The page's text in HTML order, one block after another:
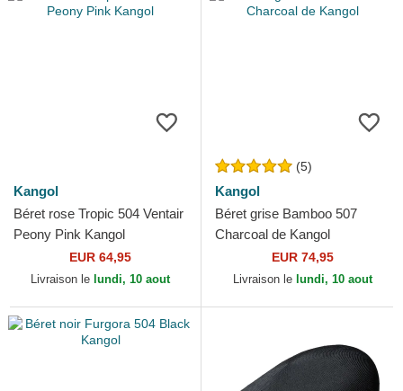
Kangol
Béret rose Tropic 504 Ventair
Peony Pink Kangol
EUR 64,95
Livraison le lundi, 10 aout
(5)
Kangol
Béret grise Bamboo 507
Charcoal de Kangol
EUR 74,95
Livraison le lundi, 10 aout